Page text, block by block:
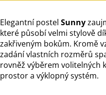
Elegantní postel Sunny
které působí velmi stylově
zakřiveným bokům. Kromě
zadání vlastních rozměrů
rovněž výběrem volitelných
prostor a výklopný systém.